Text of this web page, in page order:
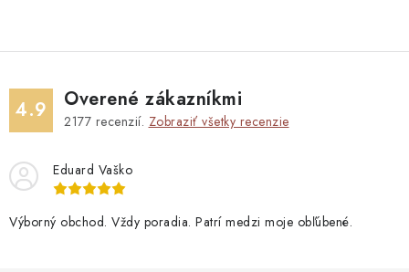
4.9 Overené zákazníkmi
2177 recenzií. Zobraziť všetky recenzie
Eduard Vaško
Výborný obchod. Vždy poradia. Patrí medzi moje obľúbené.